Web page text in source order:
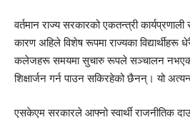
वर्तमान राज्य सरकारको एकतन्त्री कार्यप्रणाली
कारण अहिले विशेष रूपमा राज्यका
कलेजहरू समयमा सुचारु रूपले सञ्चालन नभएकोले
शिक्षार्जन गर्न पाउन सकिरहेको छैनन्‌। यो
एसकेएम सरकारले आफ्नो स्वार्थी राजनीतिक